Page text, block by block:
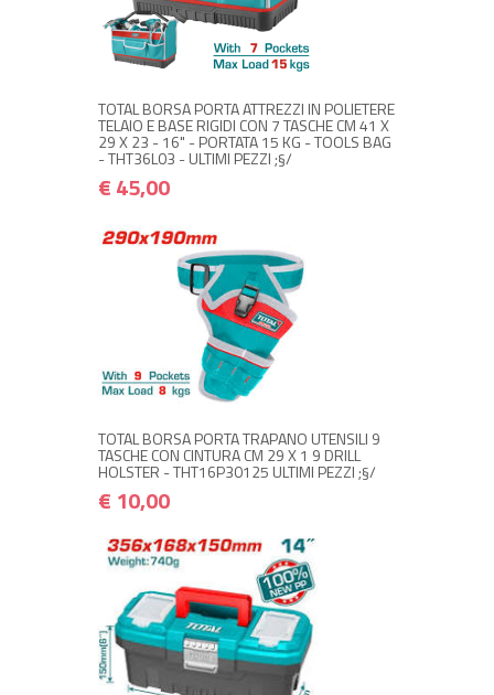
TOTAL BORSA PORTA ATTREZZI IN POLIETERE
TELAIO E BASE RIGIDI CON 7 TASCHE CM 41 X
29 X 23 - 16" - PORTATA 15 KG - TOOLS BAG
- THT36L03 - ULTIMI PEZZI ;§/
€ 45,00
+ ACQUISTA
TOTAL BORSA PORTA TRAPANO UTENSILI 9
TASCHE CON CINTURA CM 29 X 1 9 DRILL
HOLSTER - THT16P30125 ULTIMI PEZZI ;§/
€ 10,00
+ ACQUISTA
+ ACQUISTA